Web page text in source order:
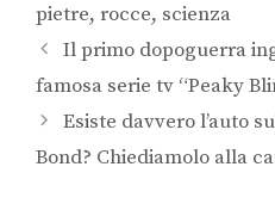
pietre, rocce, scienza
Il primo dopoguerra
famosa serie tv “Peaky
Esiste davvero l’auto
Bond? Chiediamolo alla